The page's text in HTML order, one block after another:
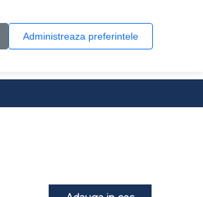
Administreaza preferintele
0 produs(e)